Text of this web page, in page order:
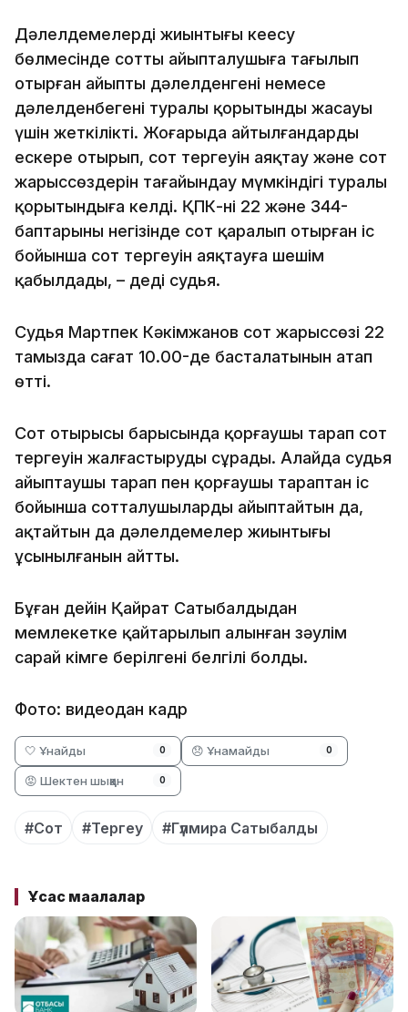
Дәлелдемелердің жиынтығы кеңесу
бөлмесінде соттың айыпталушыға тағылып
отырған айыптың дәлелденгені немесе
дәлелденбегені туралы қорытынды жасауы
үшін жеткілікті. Жоғарыда айтылғандарды
ескере отырып, сот тергеуін аяқтау және сот
жарыссөздерін тағайындау мүмкіндігі туралы
қорытындыға келді. ҚПК-нің 22 және 344-
баптарының негізінде сот қаралып отырған іс
бойынша сот тергеуін аяқтауға шешім
қабылдады, – деді судья.
Судья Мартпек Кәкімжанов сот жарыссөзі 22
тамызда сағат 10.00-де басталатынын атап
өтті.
Сот отырысы барысында қорғаушы тарап сот
тергеуін жалғастыруды сұрады. Алайда судья
айыптаушы тарап пен қорғаушы тараптан іс
бойынша сотталушыларды айыптайтын да,
ақтайтын да дәлелдемелер жиынтығы
ұсынылғанын айтты.
Бұған дейін Қайрат Сатыбалдыдан
мемлекетке қайтарылып алынған зәулім
сарай кімге берілгені белгілі болды.
Фото: видеодан кадр
🤍 Ұнайды 0 😞 Ұнамайды 0
😡 Шектен шыққан 0
#Сот #Тергеу #Гүлмира Сатыбалды
Ұқсас мақалалар